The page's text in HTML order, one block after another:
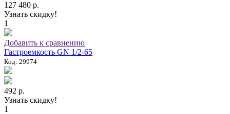
127 480 р.
Узнать скидку!
1
Добавить к сравнению
Гастроемкость GN 1/2-65
Код: 29974
492 р.
Узнать скидку!
1